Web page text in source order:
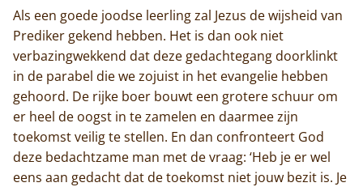
Trappisten
De abdij
Actueel
Monnik worden
Contact
Als een goede joodse leerling zal Jezus de wijsheid van
Prediker gekend hebben. Het is dan ook niet
verbazingwekkend dat deze gedachtegang doorklinkt
in de parabel die we zojuist in het evangelie hebben
gehoord. De rijke boer bouwt een grotere schuur om
er heel de oogst in te zamelen en daarmee zijn
toekomst veilig te stellen. En dan confronteert God
deze bedachtzame man met de vraag: ‘Heb je er wel
eens aan gedacht dat de toekomst niet jouw bezit is. Je